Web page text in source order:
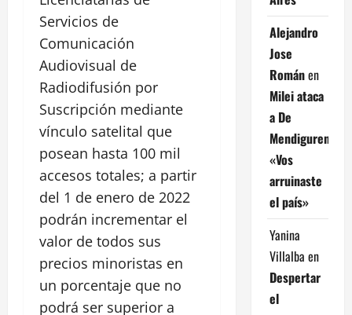
Servicios de
Comunicación
Audiovisual de
Radiodifusión por
Suscripción mediante
vínculo satelital que
posean hasta 100 mil
accesos totales; a partir
del 1 de enero de 2022
podrán incrementar el
valor de todos sus
precios minoristas en
un porcentaje que no
podrá ser superior a
Alejandro
Jose
Románen
Milei ataca
a De
Mendiguren:
«Vos
arruinaste
el país»
Yanina
Villalba en
Despertar
el